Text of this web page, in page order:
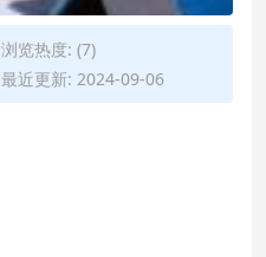
浏览热度: (7)
最近更新: 2024-09-06